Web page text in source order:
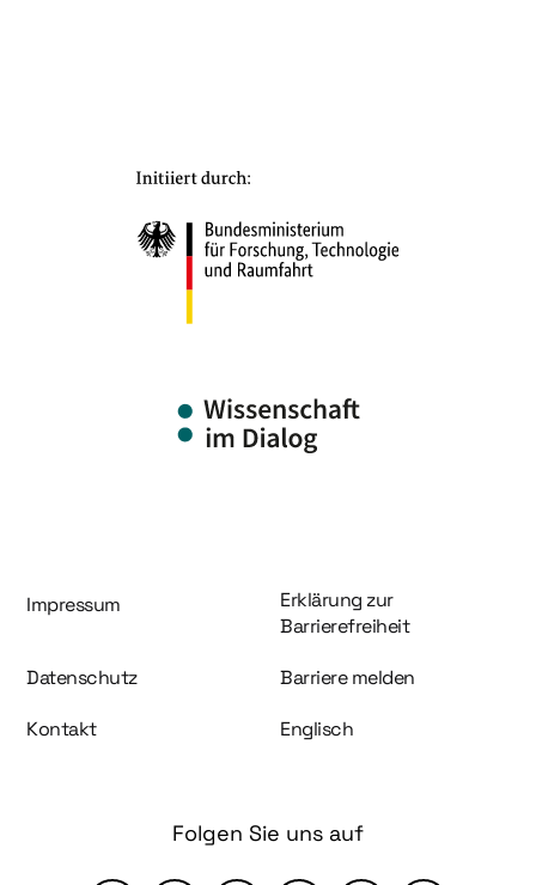
Information und Service
Impressum
Erklärung zur
Barrierefreiheit
Datenschutz Barriere melden
Kontakt Englisch
Folgen Sie uns auf